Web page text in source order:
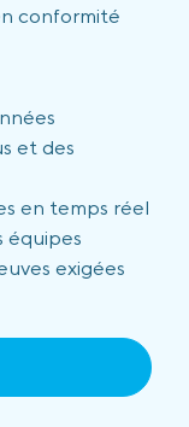
conformité
et des
en temps réel
équipes
exigées